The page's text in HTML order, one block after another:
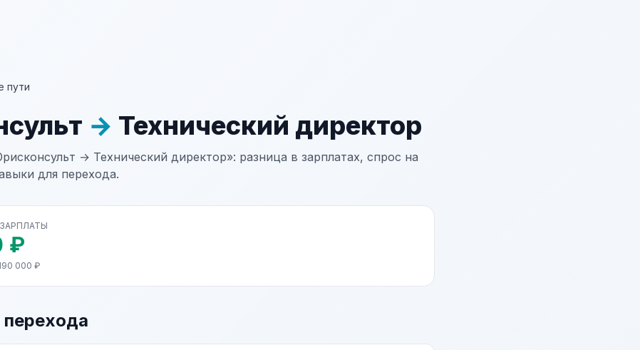
пути
→ Технический директор
→ Технический директор»: разница в зарплатах, спрос на
для перехода.
₽
000 ₽